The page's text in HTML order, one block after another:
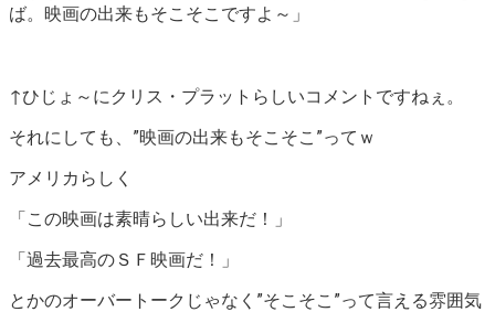
ば。映画の出来もそこそこですよ～」
↑ひじょ～にクリス・プラットらしいコメントですねぇ。
それにしても、”映画の出来もそこそこ”ってｗ
アメリカらしく
「この映画は素晴らしい出来だ！」
「過去最高のＳＦ映画だ！」
とかのオーバートークじゃなく”そこそこ”って言える雰囲気